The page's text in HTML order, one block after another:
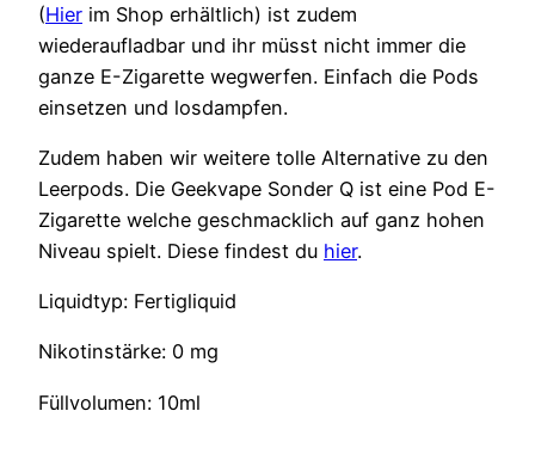
(Hier im Shop erhältlich) ist zudem
wiederaufladbar und ihr müsst nicht immer die
ganze E-Zigarette wegwerfen. Einfach die Pods
einsetzen und losdampfen.
Zudem haben wir weitere tolle Alternative zu den
Leerpods. Die Geekvape Sonder Q ist eine Pod E-
Zigarette welche geschmacklich auf ganz hohen
Niveau spielt. Diese findest du hier.
Liquidtyp: Fertigliquid
Nikotinstärke: 0 mg
Füllvolumen: 10ml